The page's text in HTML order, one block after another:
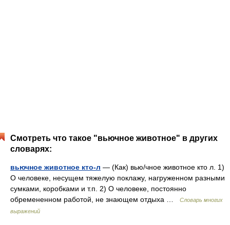
Смотреть что такое "вьючное животное" в других
словарях:
вьючное животное кто-л — (Как) вью/чное животное кто л. 1)
О человеке, несущем тяжелую поклажу, нагруженном разными
сумками, коробками и т.п. 2) О человеке, постоянно
обремененном работой, не знающем отдыха …
Словарь многих
выражений